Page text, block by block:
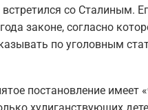
со Сталиным.
законе, согласно
по уголовным
постановление имеет